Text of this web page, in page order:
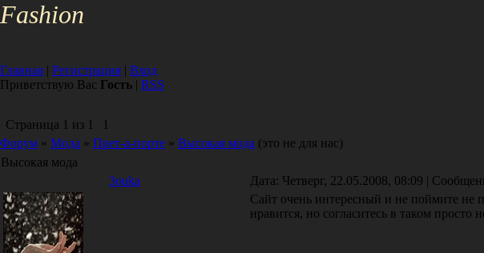
Fashion
Главная | Регистрация | Вход
Приветствую Вас Гость | RSS
Страница 1 из 1
1
Форум » Мода » Прет-а-порте » Высокая мода (это не для нас)
Высокая мода
3ouka
Дата: Четверг, 22.05.2008, 08:09 |
Сайт очень интересный и не поймите не
нравится, но согласитесь в таком